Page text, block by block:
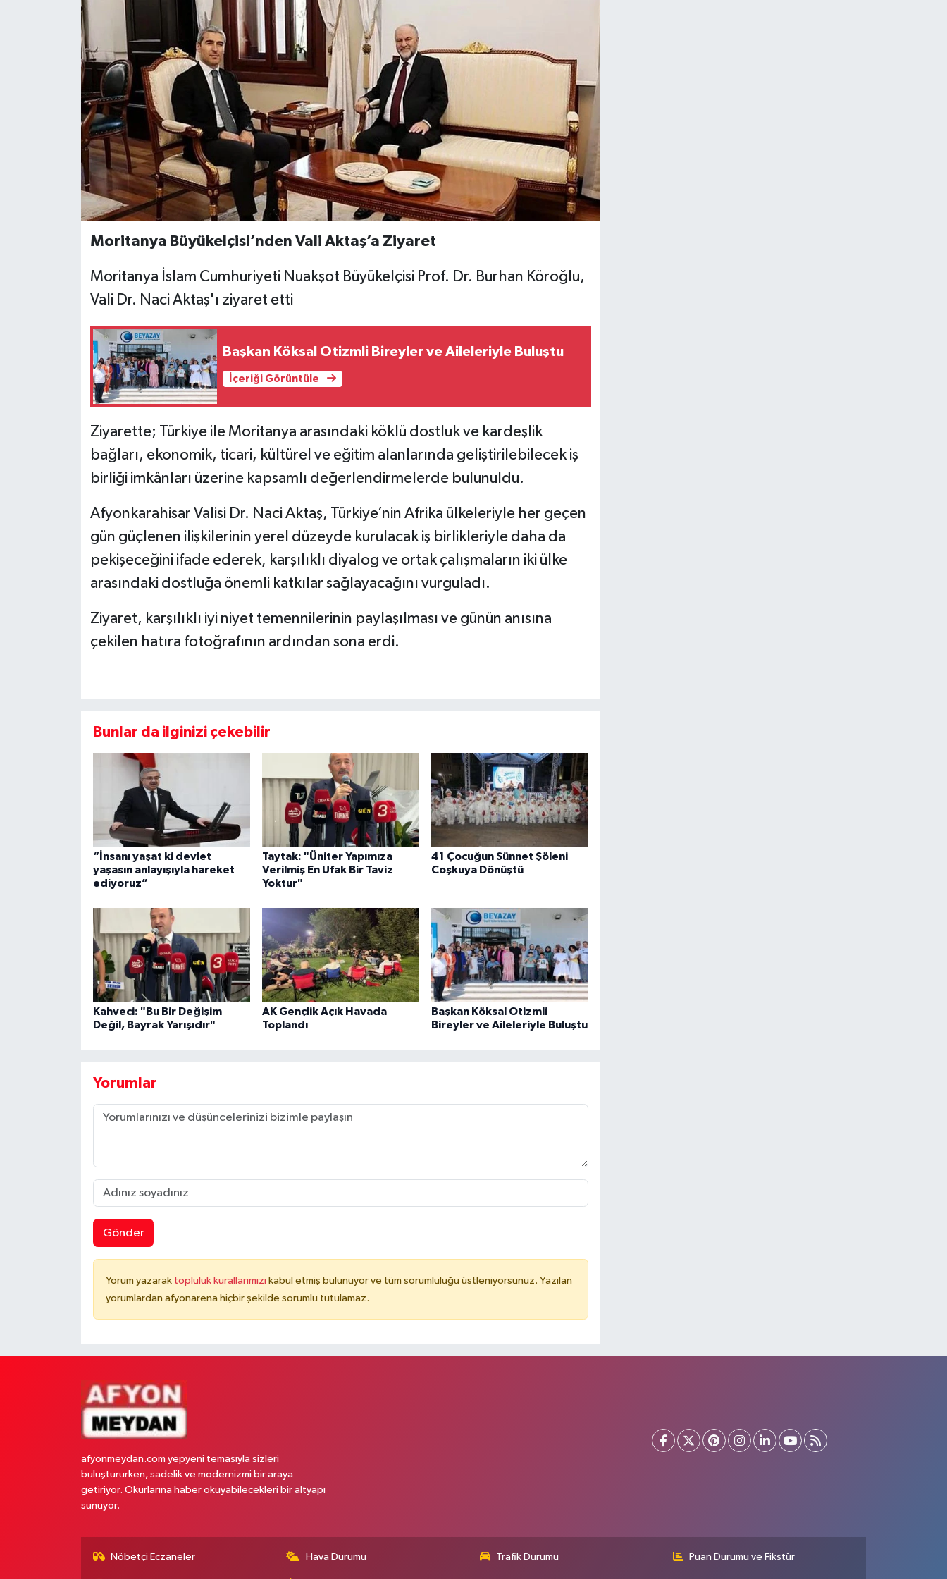
Moritanya Büyükelçisi’nden Vali Aktaş’a Ziyaret
Moritanya İslam Cumhuriyeti Nuakşot Büyükelçisi Prof. Dr. Burhan Köroğlu,
Vali Dr. Naci Aktaş'ı ziyaret etti
Başkan Köksal Otizmli Bireyler ve Aileleriyle Buluştu
İçeriği Görüntüle
Ziyarette; Türkiye ile Moritanya arasındaki köklü dostluk ve kardeşlik
bağları, ekonomik, ticari, kültürel ve eğitim alanlarında geliştirilebilecek iş
birliği imkânları üzerine kapsamlı değerlendirmelerde bulunuldu.
Afyonkarahisar Valisi Dr. Naci Aktaş, Türkiye’nin Afrika ülkeleriyle her geçen
gün güçlenen ilişkilerinin yerel düzeyde kurulacak iş birlikleriyle daha da
pekişeceğini ifade ederek, karşılıklı diyalog ve ortak çalışmaların iki ülke
arasındaki dostluğa önemli katkılar sağlayacağını vurguladı.
Ziyaret, karşılıklı iyi niyet temennilerinin paylaşılması ve günün anısına
çekilen hatıra fotoğrafının ardından sona erdi.
Bunlar da ilginizi çekebilir
“İnsanı yaşat ki devlet
yaşasın anlayışıyla hareket
ediyoruz”
Taytak: "Üniter Yapımıza
Verilmiş En Ufak Bir Taviz
Yoktur"
41 Çocuğun Sünnet Şöleni
Coşkuya Dönüştü
Kahveci: "Bu Bir Değişim
Değil, Bayrak Yarışıdır"
AK Gençlik Açık Havada
Toplandı
Başkan Köksal Otizmli
Bireyler ve Aileleriyle Buluştu
Yorumlar
Gönder
Yorum yazarak topluluk kurallarımızı kabul etmiş bulunuyor ve tüm sorumluluğu üstleniyorsunuz. Yazılan
yorumlardan afyonarena hiçbir şekilde sorumlu tutulamaz.
afyonmeydan.com yepyeni temasıyla sizleri
buluştururken, sadelik ve modernizmi bir araya
getiriyor. Okurlarına haber okuyabilecekleri bir altyapı
sunuyor.
Nöbetçi Eczaneler Hava Durumu Trafik Durumu Puan Durumu ve Fikstür